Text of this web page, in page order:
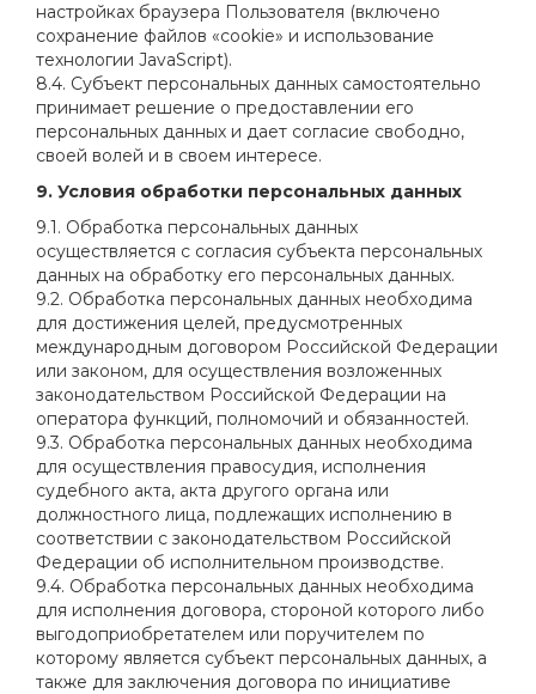
настройках браузера Пользователя (включено
сохранение файлов «cookie» и использование
технологии JavaScript).
8.4. Субъект персональных данных самостоятельно
принимает решение о предоставлении его
персональных данных и дает согласие свободно,
своей волей и в своем интересе.
9. Условия обработки персональных данных
9.1. Обработка персональных данных
осуществляется с согласия субъекта персональных
данных на обработку его персональных данных.
9.2. Обработка персональных данных необходима
для достижения целей, предусмотренных
международным договором Российской Федерации
или законом, для осуществления возложенных
законодательством Российской Федерации на
оператора функций, полномочий и обязанностей.
9.3. Обработка персональных данных необходима
для осуществления правосудия, исполнения
судебного акта, акта другого органа или
должностного лица, подлежащих исполнению в
соответствии с законодательством Российской
Федерации об исполнительном производстве.
9.4. Обработка персональных данных необходима
для исполнения договора, стороной которого либо
выгодоприобретателем или поручителем по
которому является субъект персональных данных, а
также для заключения договора по инициативе